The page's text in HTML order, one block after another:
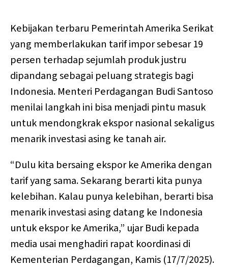
Kebijakan terbaru Pemerintah Amerika Serikat
yang memberlakukan tarif impor sebesar 19
persen terhadap sejumlah produk justru
dipandang sebagai peluang strategis bagi
Indonesia. Menteri Perdagangan Budi Santoso
menilai langkah ini bisa menjadi pintu masuk
untuk mendongkrak ekspor nasional sekaligus
menarik investasi asing ke tanah air.
“Dulu kita bersaing ekspor ke Amerika dengan
tarif yang sama. Sekarang berarti kita punya
kelebihan. Kalau punya kelebihan, berarti bisa
menarik investasi asing datang ke Indonesia
untuk ekspor ke Amerika,” ujar Budi kepada
media usai menghadiri rapat koordinasi di
Kementerian Perdagangan, Kamis (17/7/2025).